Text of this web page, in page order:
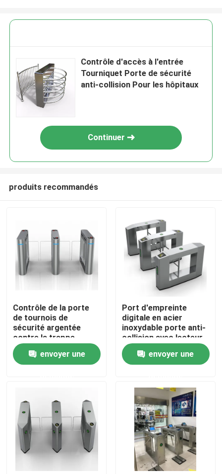
Produits
Vidéos
Visite d'usine
Contrôle de la qualité
Contrôle d'accès à l'entrée
Tourniquet Porte de sécurité
anti-collision Pour les hôpitaux
Continuer
produits recommandés
Contrôle de la porte
de tournois de
sécurité argentée
contre la trappe
arrière
RFID/IC/lecteur de
carte d'identité
envoyer une
Port d'empreinte
digitale en acier
inoxydable porte anti-
collision avec lecteur
de carte IC/ID
envoyer une